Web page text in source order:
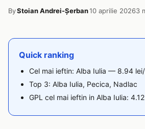
ByStoian Andrei-Șerban10 aprilie 20263
Quick ranking
Cel mai ieftin: Alba Iulia — 8.94
Top 3: Alba Iulia, Pecica, Nadlac
GPL cel mai ieftin in Alba Iulia: 4.12